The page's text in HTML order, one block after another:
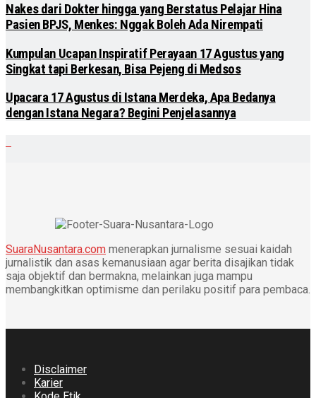
Nakes dari Dokter hingga yang Berstatus Pelajar Hina
Pasien BPJS, Menkes: Nggak Boleh Ada Nirempati
Kumpulan Ucapan Inspiratif Perayaan 17 Agustus yang
Singkat tapi Berkesan, Bisa Pejeng di Medsos
Upacara 17 Agustus di Istana Merdeka, Apa Bedanya
dengan Istana Negara? Begini Penjelasannya
SuaraNusantara.com menerapkan jurnalisme sesuai kaidah
jurnalistik dan asas kemanusiaan agar berita disajikan tidak
saja objektif dan bermakna, melainkan juga mampu
membangkitkan optimisme dan perilaku positif para pembaca.
Disclaimer
Karier